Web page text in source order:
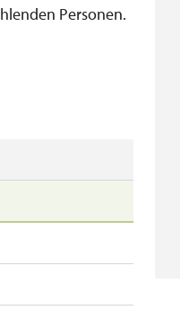
Personen.